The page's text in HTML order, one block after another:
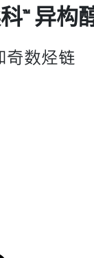
™ 异构
奇数烃链